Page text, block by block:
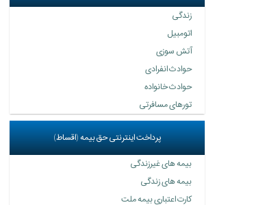
زندگی
اتومبیل
آتش سوزی
حوادث انفرادی
حوادث خانواده
تورهای مسافرتی
پرداخت اینترنتی حق بيمه (اقساط)
بیمه های غیرزندگی
بیمه های زندگی
کارت اعتباری بیمه ملت